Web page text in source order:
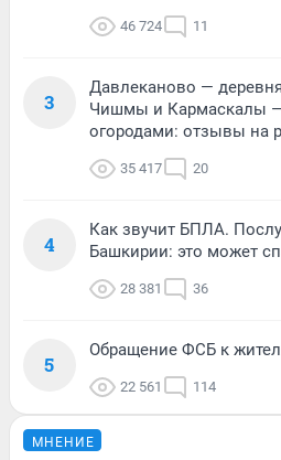
46 724 11
3
Давлеканово —
Чишмы и Кармаскалы
огородами: отзывы на
35 417 20
4
Как звучит БПЛА.
Башкирии: это может
28 381 36
5
Обращение ФСБ к
22 561 114
МНЕНИЕ